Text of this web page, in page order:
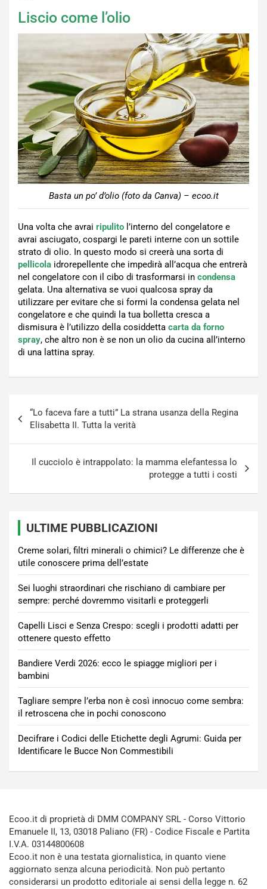
Liscio come l’olio
Basta un po’ d’olio (foto da Canva) – ecoo.it
Una volta che avrai ripulito l’interno del congelatore e
avrai asciugato, cospargi le pareti interne con un sottile
strato di olio. In questo modo si creerà una sorta di
pellicola idrorepellente che impedirà all’acqua che entrerà
nel congelatore con il cibo di trasformarsi in condensa
gelata. Una alternativa se vuoi qualcosa spray da
utilizzare per evitare che si formi la condensa gelata nel
congelatore e che quindi la tua bolletta cresca a
dismisura è l’utilizzo della cosiddetta carta da forno
spray, che altro non è se non un olio da cucina all’interno
di una lattina spray.
articoli
“Lo faceva fare a tutti” La strana usanza della Regina
Elisabetta II. Tutta la verità
Il cucciolo è intrappolato: la mamma elefantessa lo
protegge a tutti i costi
ULTIME PUBBLICAZIONI
Creme solari, filtri minerali o chimici? Le differenze che è
utile conoscere prima dell’estate
Sei luoghi straordinari che rischiano di cambiare per
sempre: perché dovremmo visitarli e proteggerli
Capelli Lisci e Senza Crespo: scegli i prodotti adatti per
ottenere questo effetto
Bandiere Verdi 2026: ecco le spiagge migliori per i
bambini
Tagliare sempre l’erba non è così innocuo come sembra:
il retroscena che in pochi conoscono
Decifrare i Codici delle Etichette degli Agrumi: Guida per
Identificare le Bucce Non Commestibili
Ecoo.it di proprietà di DMM COMPANY SRL - Corso Vittorio
Emanuele II, 13, 03018 Paliano (FR) - Codice Fiscale e Partita
I.V.A. 03144800608
Ecoo.it non è una testata giornalistica, in quanto viene
aggiornato senza alcuna periodicità. Non può pertanto
considerarsi un prodotto editoriale ai sensi della legge n. 62